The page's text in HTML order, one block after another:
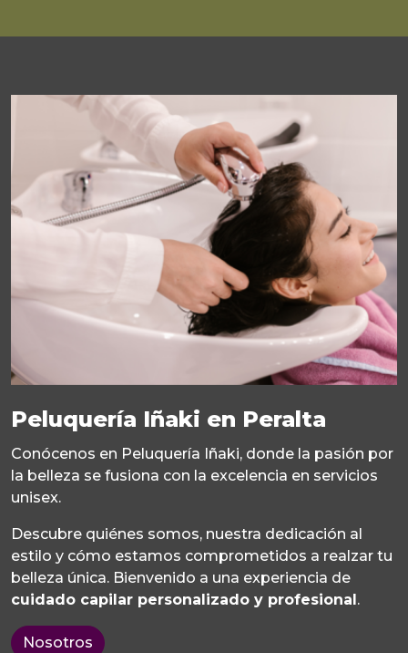
Peluquería Iñaki en Peralta
Conócenos en Peluquería Iñaki, donde la pasión por
la belleza se fusiona con la excelencia en servicios
unisex.
Descubre quiénes somos, nuestra dedicación al
estilo y cómo estamos comprometidos a realzar tu
belleza única. Bienvenido a una experiencia de
cuidado capilar personalizado y profesional.
Nosotros